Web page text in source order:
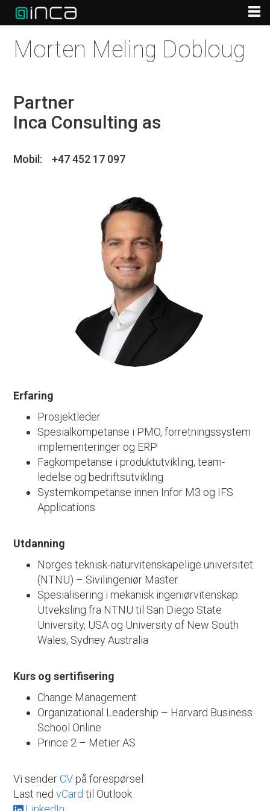
Morten Meling Dobloug
Partner
Inca Consulting as
Mobil: +47 452 17 097
Erfaring
Prosjektleder
Spesialkompetanse i PMO, forretningssystem
implementeringer og ERP
Fagkompetanse i produktutvikling, team-
ledelse og bedriftsutvikling
Systemkompetanse innen Infor M3 og IFS
Applications
Utdanning
Norges teknisk-naturvitenskapelige universitet
(NTNU) – Sivilingeniør Master
Spesialisering i mekanisk ingeniørvitenskap.
Utveksling fra NTNU til San Diego State
University, USA og University of New South
Wales, Sydney Australia
Kurs og sertifisering
Change Management
Organizational Leadership – Harvard Business
School Online
Prince 2 – Metier AS
Vi sender CV på forespørsel
Last nedvCard til Outlook